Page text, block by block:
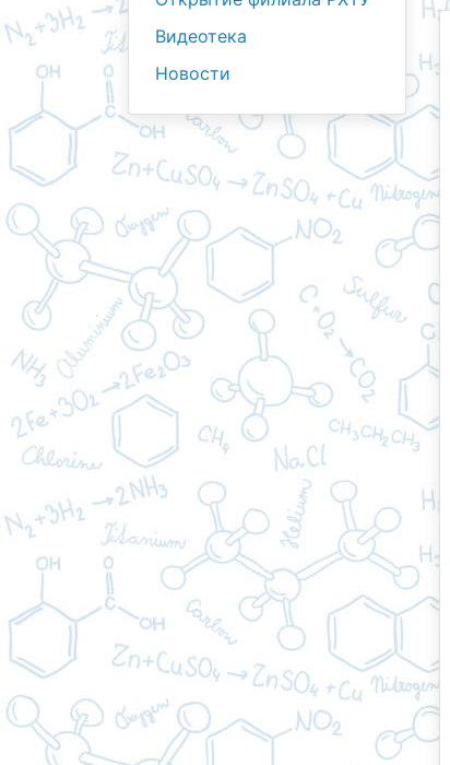
Видеотека
Новости